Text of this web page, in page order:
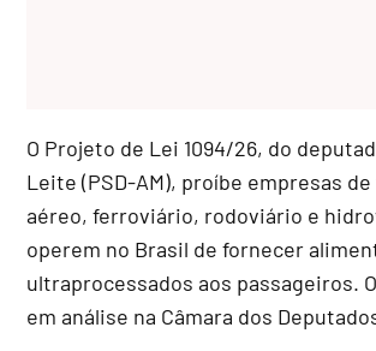
O Projeto de Lei 1094/26, do
Leite (PSD-AM), proíbe empresas
aéreo, ferroviário, rodoviário e
operem no Brasil de fornecer
ultraprocessados aos passageiros.
em análise na Câmara dos